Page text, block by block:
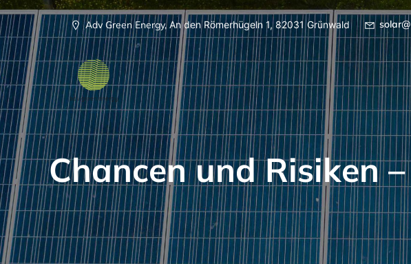
Adv Green Energy,An den Römerhügeln 1,82031 Grünwald
Chancen und Risiken